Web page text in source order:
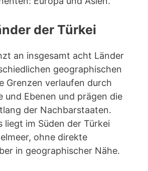
der Türkei
an insgesamt acht Länder
geographischen
Grenzen verlaufen durch
und Ebenen und prägen die
der Nachbarstaaten.
liegt im Süden der Türkei
ohne direkte
in geographischer Nähe.